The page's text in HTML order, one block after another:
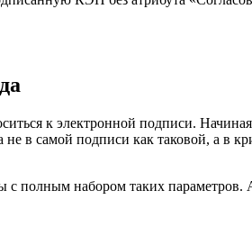
к электронной подписи.
в самой подписи как таковой, а в
набором таких параметров.